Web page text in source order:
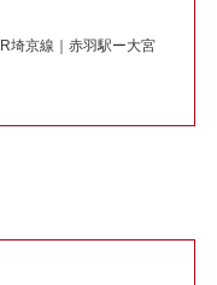
埼京線｜赤羽駅ー大宮